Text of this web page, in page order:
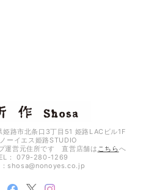
路市北条口3丁目51 姫路LACビル1F
ノーイエス姫路STUDIO
運営元住所です 直営店舗は こちらへ
： 079-280-1269
shosa@nonoyes.co.jp